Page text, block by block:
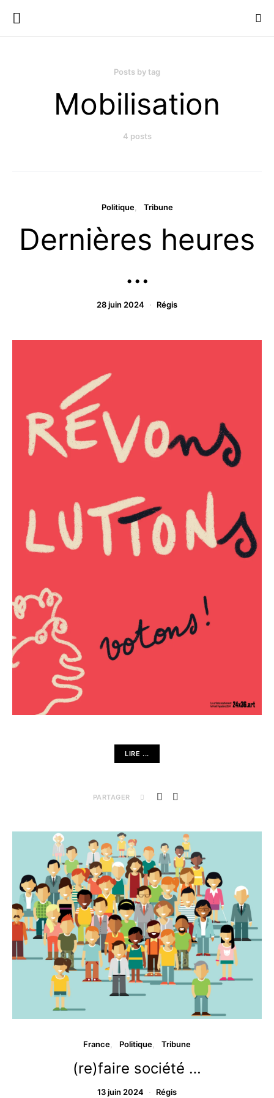
Posts by tag
Mobilisation
4 posts
Politique Tribune
Dernières heures
…
28 juin 2024 Régis
LIRE ...
PARTAGER
France Politique Tribune
(re)faire société …
13 juin 2024 Régis